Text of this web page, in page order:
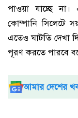
পাওয়া যাচ্ছে
কোম্পানি সিলেটে
এতেও ঘাটতি দেখা
পূরণ করতে পারবে
আমার দেশের